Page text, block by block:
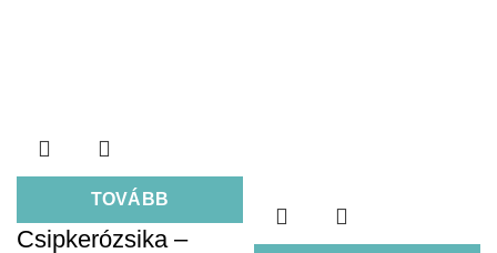
TOVÁBB
Csipkerózsika –